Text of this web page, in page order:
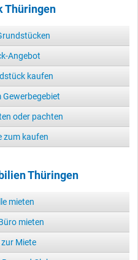
Thüringen
Angebot
kaufen
oder pachten
zum kaufen
Thüringen
mieten
mieten
Miete